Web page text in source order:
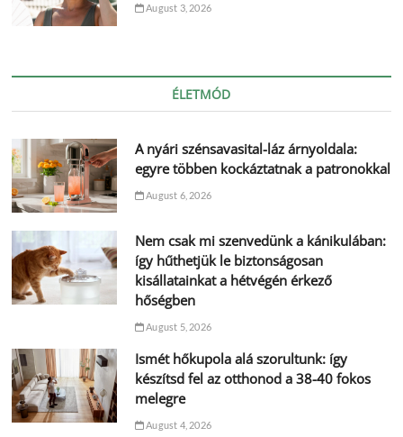
August 3, 2026
ÉLETMÓD
A nyári szénsavasital-láz árnyoldala:
egyre többen kockáztatnak a patronokkal
August 6, 2026
Nem csak mi szenvedünk a kánikulában:
így hűthetjük le biztonságosan
kisállatainkat a hétvégén érkező
hőségben
August 5, 2026
Ismét hőkupola alá szorultunk: így
készítsd fel az otthonod a 38-40 fokos
melegre
August 4, 2026